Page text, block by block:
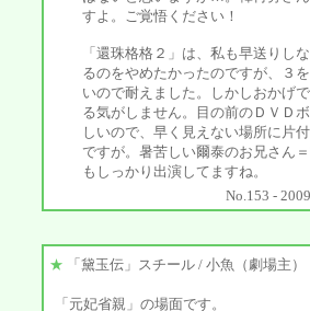
すよ。ご覚悟ください！
「還珠格格２」は、私も早送りし
るのをやめたかったのですが、３
いので耐えました。しかしおかげ
る気がしません。目の前のＤＶＤ
しいので、早く見えない場所に片
ですが。暑苦しい爾泰のお兄さん
もしっかり出演してますね。
No.153 -
★ 「黛玉伝」スチール / 小魚（劇場主）
「元妃省親」の場面です。